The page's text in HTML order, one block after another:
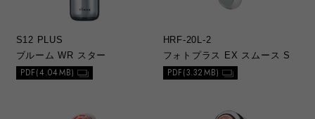
S12 PLUS
ブルーム WR スター
PDF(4.04MB)
HRF-20L-2
フォトプラス EX スムース S
PDF(3.32MB)